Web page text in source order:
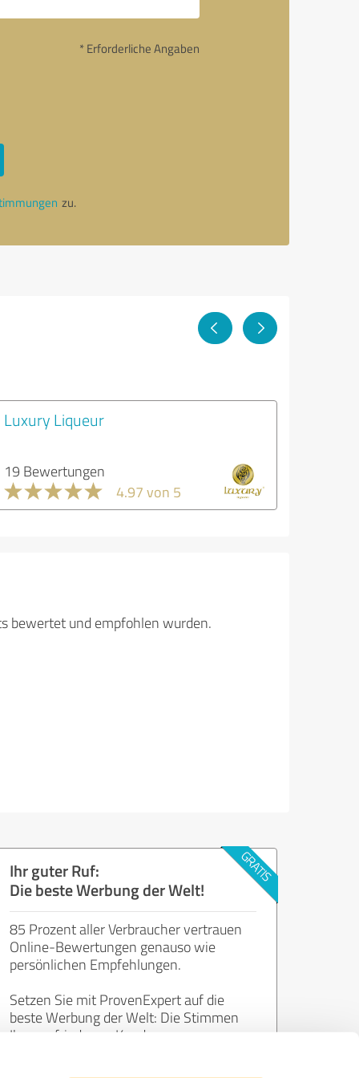
* Erforderliche Angaben
zu.
Luxury Liqueur
19 Bewertungen
4.97 von 5
bewertet und empfohlen wurden.
Ihr guter Ruf:
Die beste Werbung der Welt!
85 Prozent aller Verbraucher vertrauen
Online-Bewertungen genauso wie
persönlichen Empfehlungen.
Setzen Sie mit ProvenExpert auf die
beste Werbung der Welt: Die Stimmen
Ihrer zufriedenen Kunden.